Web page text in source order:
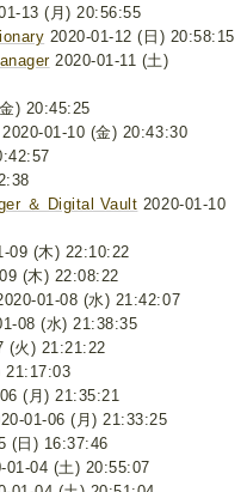
13 (月) 20:56:55
2020-01-12 (日) 20:58:15
2020-01-11 (土)
) 20:45:25
2020-01-10 (金) 20:43:30
＆ Digital Vault 2020-01-10
09 (木) 22:10:22
(木) 22:08:22
01-08 (水) 21:42:07
08 (水) 21:38:35
(火) 21:21:22
21:17:03
(月) 21:35:21
01-06 (月) 21:33:25
(日) 16:37:46
04 (土) 20:55:07